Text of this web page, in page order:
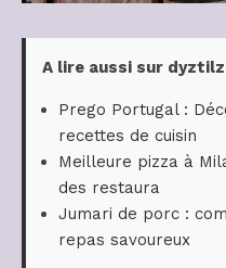
A lire aussi sur
Prego Portugal :
recettes de cuisin
Meilleure pizza à
des restaura
Jumari de porc :
repas savoureux